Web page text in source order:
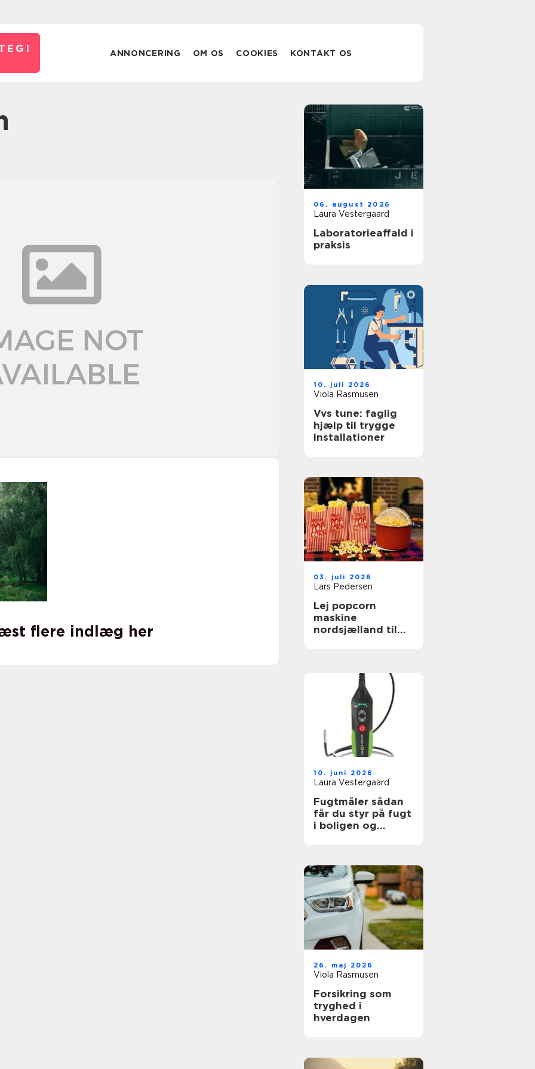
ANNONCERING OM OS COOKIES KONTAKT OS
flere indlæg her
06. august 2026
Laura Vestergaard
Laboratorieaffald i
praksis
10. juli 2026
Viola Rasmusen
Vvs tune: faglig
hjælp til trygge
installationer
03. juli 2026
Lars Pedersen
Lej popcorn
maskine
nordsjælland til
10. juni 2026
Laura Vestergaard
Fugtmåler sådan
får du styr på fugt
i boligen og
26. maj 2026
Viola Rasmusen
Forsikring som
tryghed i
hverdagen